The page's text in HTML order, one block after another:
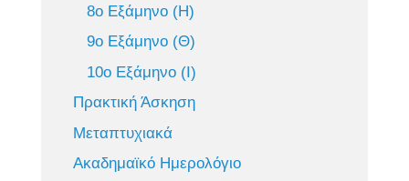
8ο Εξάμηνο (Η)
9ο Εξάμηνο (Θ)
10ο Εξάμηνο (Ι)
Πρακτική Άσκηση
Μεταπτυχιακά
Ακαδημαϊκό Ημερολόγιο